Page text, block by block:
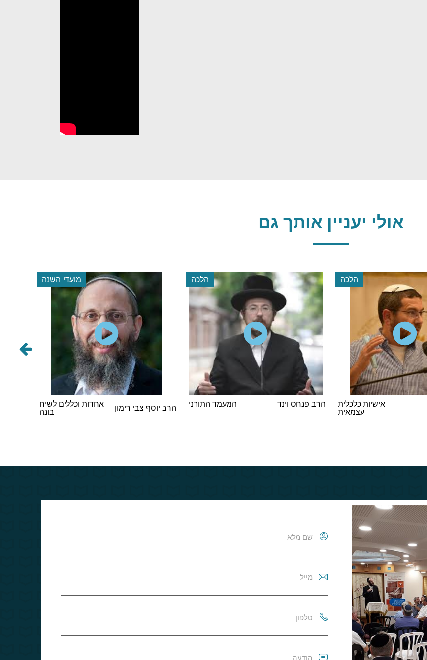
אולי יעניין אותך גם
הלכה
אישיות כלכלית
עצמאית
הלכה
הרב פנחס וינד המעמד התורני
מועדי השנה
הרב יוסף צבי רימון
אחדות וכללים לשיח
בונה